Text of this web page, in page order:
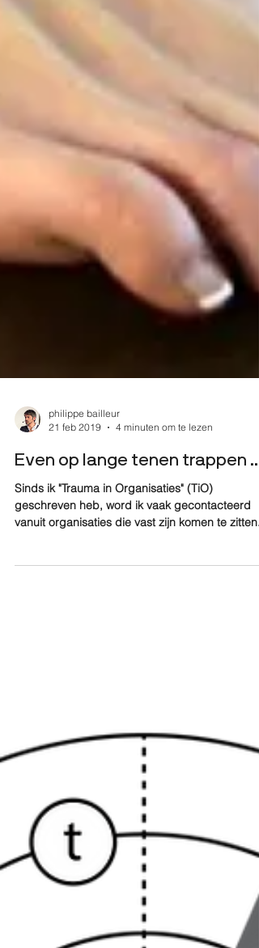
21 feb 2019
4 minuten om te lezen
Even op lange tenen trappen ...
Sinds ik "Trauma in Organisaties" (TiO)